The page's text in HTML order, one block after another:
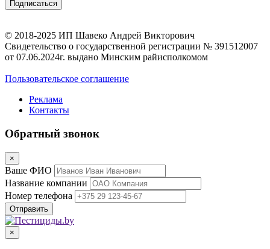
© 2018-2025 ИП Шавеко Андрей Викторович
Свидетельство о государственной регистрации № 391512007
от 07.06.2024г. выдано Минским райисполкомом
Пользовательское соглашение
Реклама
Контакты
Обратный звонок
×
Ваше ФИО
Название компании
Номер телефона
×